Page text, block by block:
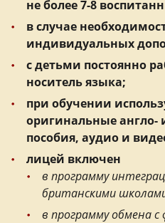
не более 7-8
в случае
индивидуальных
с детьми постоянно
носитель языка;
при обучении
оригинальные
пособия, аудио и
лицей включен
в программу
британскими
в программу обмена с